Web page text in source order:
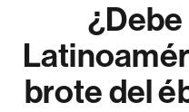
brote del